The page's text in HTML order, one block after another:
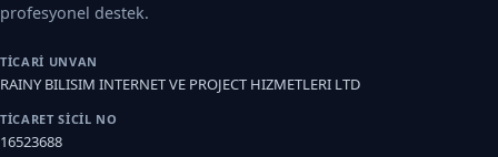
profesyonel destek.
TICARI UNVAN
RAINY BILISIM INTERNET VE PROJECT HIZMETLERI LTD
TICARET SICIL NO
16523688